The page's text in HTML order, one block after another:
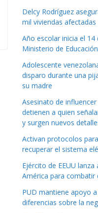
Delcy Rodríguez
mil viviendas
Año escolar inicia el
Ministerio de Educación
Adolescente
disparo durante una
su madre
Asesinato de
detienen a quien
y surgen nuevos
Activan protocolos
recuperar el sistema
Ejército de EEUU
América para combatir
PUD mantiene apoyo
diferencias sobre la